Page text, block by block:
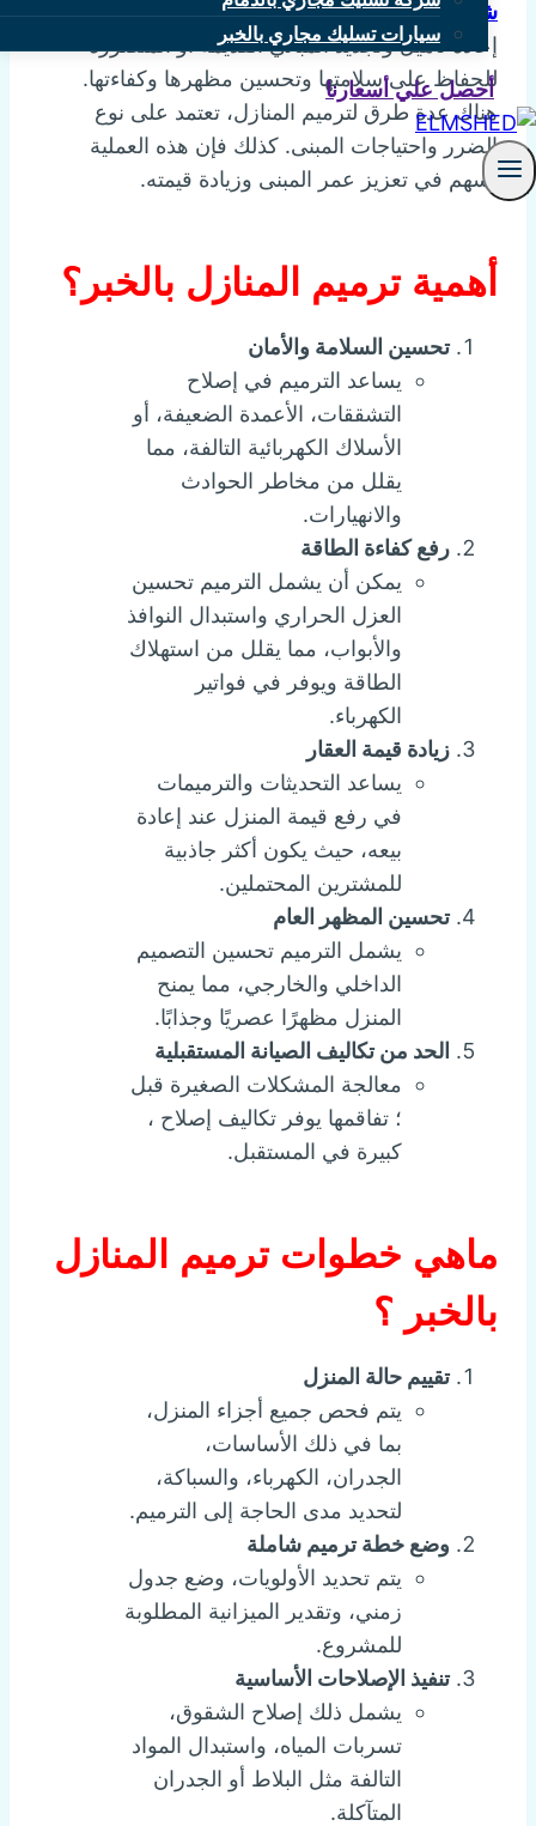
سيارات تسليك مجاري بالخبر
أحصل علي أسعارنا
شركة ترميم منازل بالخبر:– ترميم المنازل هو عملية
إعادة تأهيل وتجديد المباني القديمة أو المتضررة
للحفاظ على سلامتها وتحسين مظهرها وكفاءتها.
هناك عدة طرق لترميم المنازل، تعتمد على نوع
الضرر واحتياجات المبنى. كذلك فإن هذه العملية
تسهم في تعزيز عمر المبنى وزيادة قيمته.
أهمية ترميم المنازل بالخبر؟
تحسين السلامة والأمان
يساعد الترميم في إصلاح
التشققات، الأعمدة الضعيفة، أو
الأسلاك الكهربائية التالفة، مما
يقلل من مخاطر الحوادث
والانهيارات.
رفع كفاءة الطاقة
يمكن أن يشمل الترميم تحسين
العزل الحراري واستبدال النوافذ
والأبواب، مما يقلل من استهلاك
الطاقة ويوفر في فواتير
الكهرباء.
زيادة قيمة العقار
يساعد التحديثات والترميمات
في رفع قيمة المنزل عند إعادة
بيعه، حيث يكون أكثر جاذبية
للمشترين المحتملين.
تحسين المظهر العام
يشمل الترميم تحسين التصميم
الداخلي والخارجي، مما يمنح
المنزل مظهرًا عصريًا وجذابًا.
الحد من تكاليف الصيانة المستقبلية
معالجة المشكلات الصغيرة قبل
؛ تفاقمها يوفر تكاليف إصلاح ،
كبيرة في المستقبل.
ماهي خطوات ترميم المنازل
بالخبر ؟
تقييم حالة المنزل
يتم فحص جميع أجزاء المنزل،
بما في ذلك الأساسات،
الجدران، الكهرباء، والسباكة،
لتحديد مدى الحاجة إلى الترميم.
وضع خطة ترميم شاملة
يتم تحديد الأولويات، وضع جدول
زمني، وتقدير الميزانية المطلوبة
للمشروع.
تنفيذ الإصلاحات الأساسية
يشمل ذلك إصلاح الشقوق،
تسربات المياه، واستبدال المواد
التالفة مثل البلاط أو الجدران
المتآكلة.